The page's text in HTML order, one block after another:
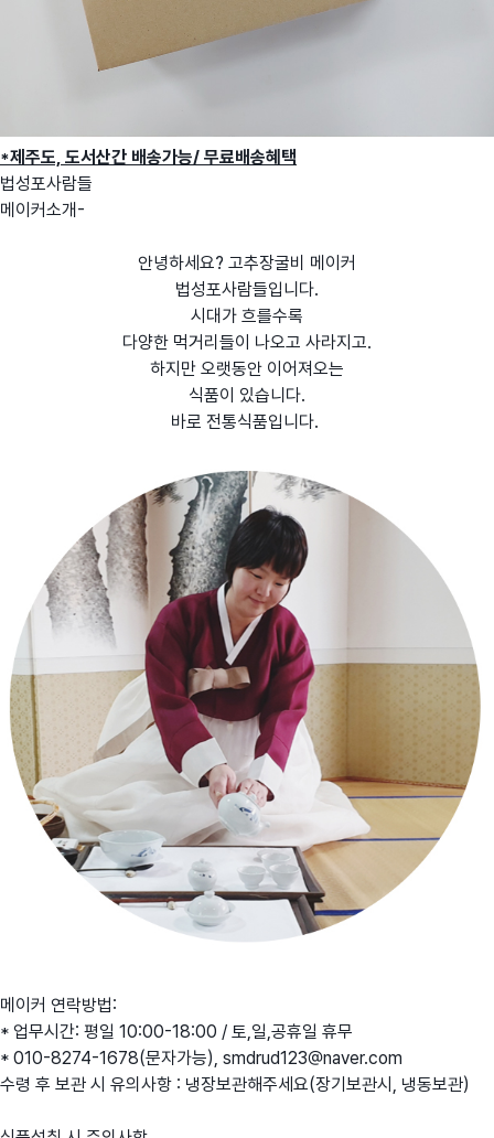
*제주도, 도서산간 배송가능/ 무료배송혜택
법성포사람들
메이커소개-
안녕하세요? 고추장굴비 메이커
법성포사람들입니다.
시대가 흐를수록
다양한 먹거리들이 나오고 사라지고.
하지만 오랫동안 이어져오는
식품이 있습니다.
바로 전통식품입니다.
메이커 연락방법:
* 업무시간: 평일 10:00-18:00 / 토,일,공휴일 휴무
* 010-8274-1678(문자가능), smdrud123@naver.com
수령 후 보관 시 유의사항 : 냉장보관해주세요(장기보관시, 냉동보관)